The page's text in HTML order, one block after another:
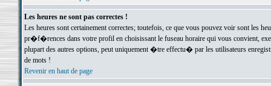
Les heures ne sont pas correctes !
Les heures sont certainement correctes; toutefois, ce que vous pouvez voir sont
pr�f�rences dans votre profil en choisissant le fuseau horaire qui vous convient,
plupart des autres options, peut uniquement �tre effectu� par les utilisateurs
de mots !
Revenir en haut de page